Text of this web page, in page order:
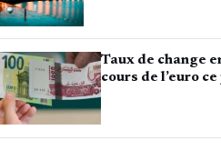
Taux de change
cours de l’euro